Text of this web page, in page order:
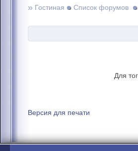
» Гостиная Список форумов
Для
Версия для печати